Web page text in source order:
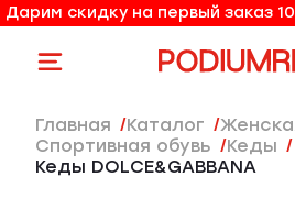
10% на первый заказ по
Дарим скидку на первый заказ
Главная Каталог
Спортивная обувь
Кеды
Кеды DOLCE&GABBANA